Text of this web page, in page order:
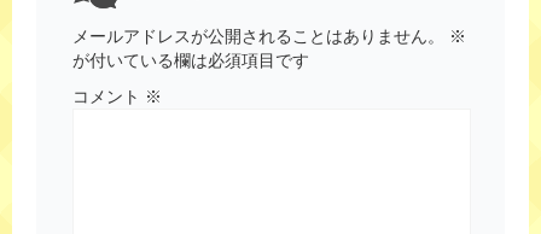
メールアドレスが公開されることはありません。
※
が付いている欄は必須項目です
コメント ※